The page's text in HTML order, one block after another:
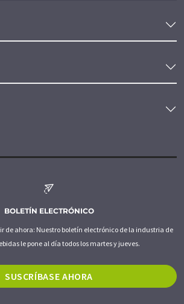
BOLETÍN ELECTRÓNICO
de ahora: Nuestro boletín electrónico de la industria de
le pone al día todos los martes y jueves.
SUSCRÍBASE AHORA